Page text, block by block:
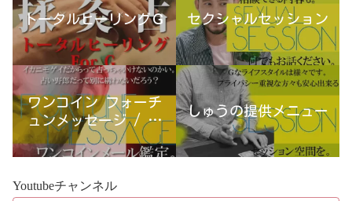
トータルヒーリングＧ セクシャルセッション
ワンコイン フォーチ
ュンメッセージ / 古
宮優雨
しゅうの提供メニュー
Youtubeチャンネル